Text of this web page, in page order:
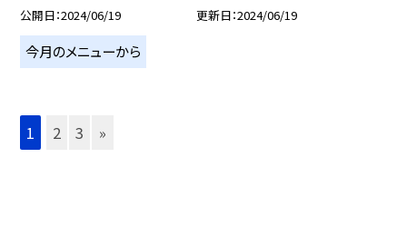
公開日 2024/06/19 更新日 2024/06/19
今月のメニューから
1 2 3 »